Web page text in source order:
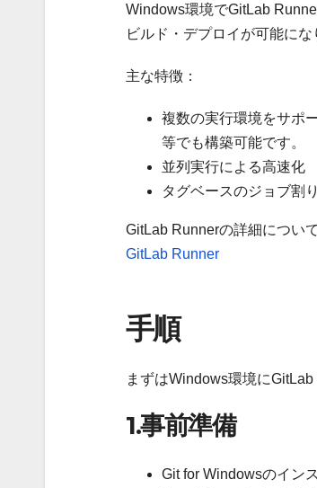
Windows環境でGitLab
ビルド・デプロイが可能にな
主な特徴：
複数の実行環境をサポ
等でも構築可能です。
並列実行による高速化
タグベースのジョブ割
GitLab Runnerの詳細につい
GitLab Runner
手順
まずはWindows環境に
1.事前準備
Git for Windowsのイン